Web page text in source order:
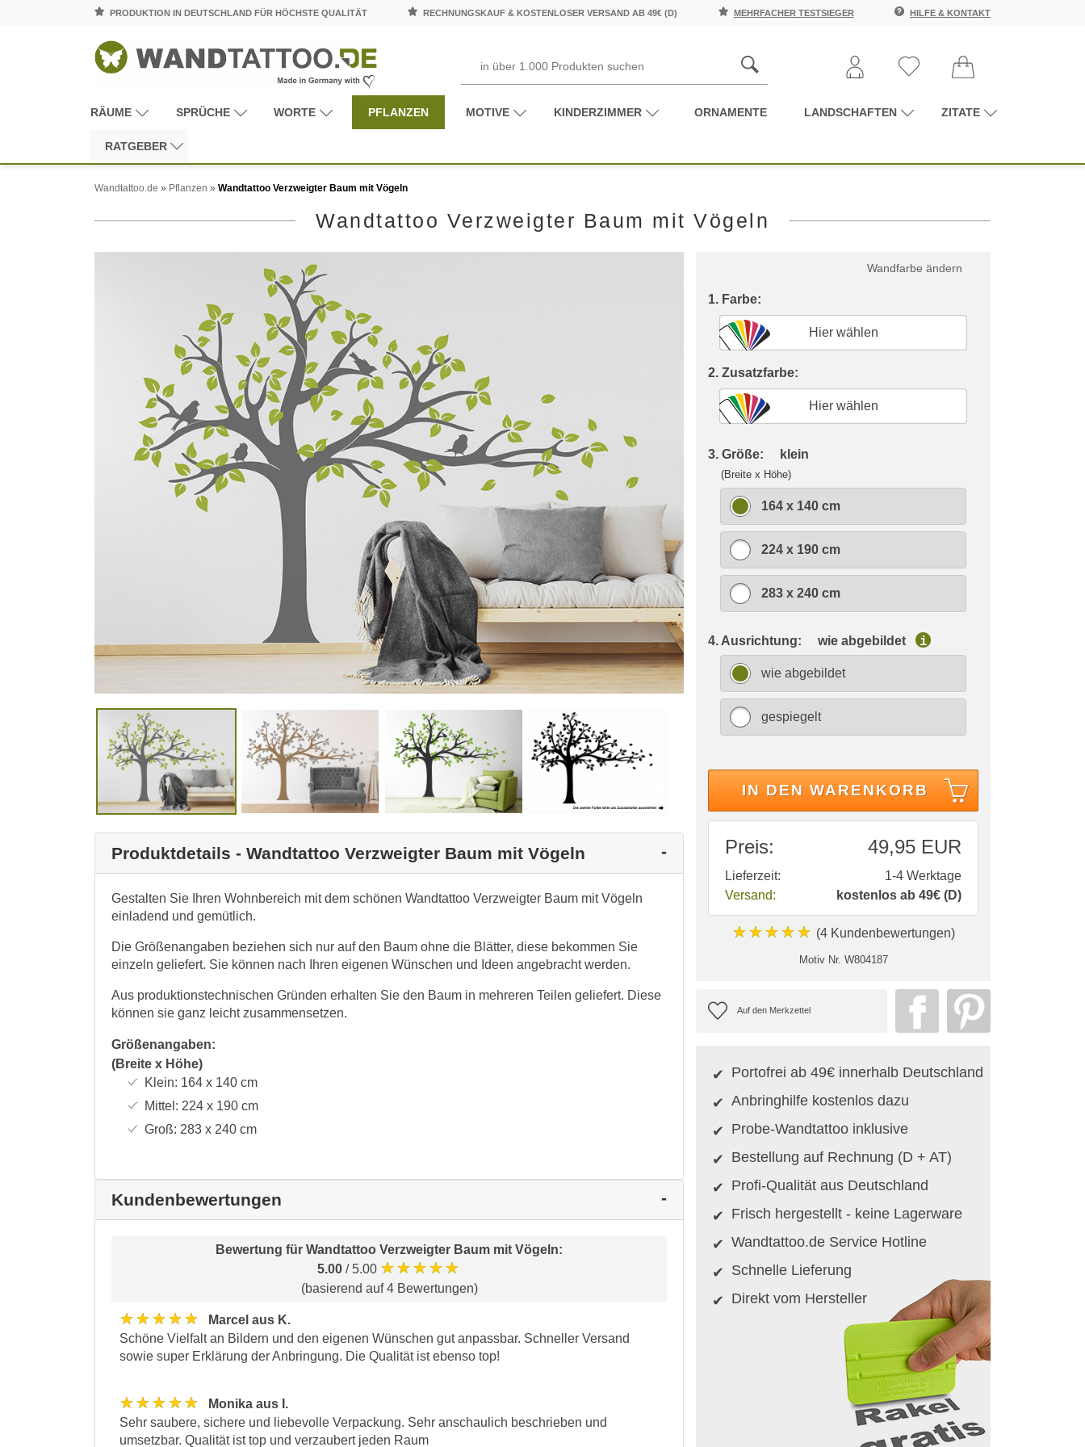
PRODUKTION IN DEUTSCHLAND FÜR HÖCHSTE QUALITÄT RECHNUNGSKAUF & KOSTENLOSER VERSAND AB 49€ (D) MEHRFACHER TESTSIEGER HILFE & KONTAKT
RÄUME SPRÜCHE WORTE PFLANZEN MOTIVE KINDERZIMMER ORNAMENTE LANDSCHAFTEN ZITATE
RATGEBER
Wandtattoo.de » Pflanzen » Wandtattoo Verzweigter Baum mit Vögeln
Wandtattoo Verzweigter Baum mit Vögeln
Produktdetails - Wandtattoo Verzweigter Baum mit Vögeln
Gestalten Sie Ihren Wohnbereich mit dem schönen Wandtattoo Verzweigter Baum mit Vögeln
einladend und gemütlich.
Die Größenangaben beziehen sich nur auf den Baum ohne die Blätter, diese bekommen Sie
einzeln geliefert. Sie können nach Ihren eigenen Wünschen und Ideen angebracht werden.
Aus produktionstechnischen Gründen erhalten Sie den Baum in mehreren Teilen geliefert. Diese
können sie ganz leicht zusammensetzen.
Größenangaben:
(Breite x Höhe)
Klein: 164 x 140cm
Mittel: 224 x 190cm
Groß: 283 x 240cm
Kundenbewertungen
Bewertung für Wandtattoo Verzweigter Baum mit Vögeln:
5.00 / 5.00 ★★★★★
(basierend auf 4 Bewertungen)
★★★★★
Marcel aus K.
Schöne Vielfalt an Bildern und den eigenen Wünschen gut anpassbar. Schneller Versand
sowie super Erklärung der Anbringung. Die Qualität ist ebenso top!
★★★★★
Monika aus I.
Sehr saubere, sichere und liebevolle Verpackung. Sehr anschaulich beschrieben und
umsetzbar. Qualität ist top und verzaubert jeden Raum
Wandfarbe ändern
1. Farbe:
Hier wählen
2. Zusatzfarbe:
Hier wählen
3. Größe: klein
(Breite x Höhe)
164 x 140 cm
224 x 190 cm
283 x 240 cm
4. Ausrichtung: wie abgebildet i
wie abgebildet
gespiegelt
IN DEN WARENKORB
Preis: 49,95 EUR
Lieferzeit:
1-4 Werktage
Versand:
kostenlos ab 49€ (D)
★★★★★ (4 Kundenbewertungen)
Motiv Nr. W804187
Portofrei ab 49€ innerhalb Deutschland
Anbringhilfe kostenlos dazu
Probe-Wandtattoo inklusive
Bestellung auf Rechnung (D + AT)
Profi-Qualität aus Deutschland
Frisch hergestellt - keine Lagerware
Wandtattoo.de Service Hotline
Schnelle Lieferung
Direkt vom Hersteller